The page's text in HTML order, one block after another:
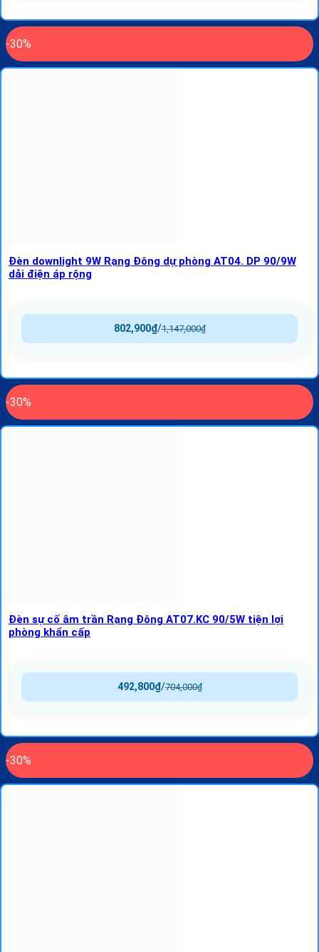
-30%
Đèn downlight 9W Rạng Đông dự phòng AT04. DP 90/9W
dải điện áp rộng
1,147,000₫
/
802,900₫
-30%
Đèn sự cố âm trần Rạng Đông AT07.KC 90/5W tiện lợi
phòng khẩn cấp
704,000₫
/
492,800₫
-30%